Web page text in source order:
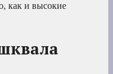
как и высокие